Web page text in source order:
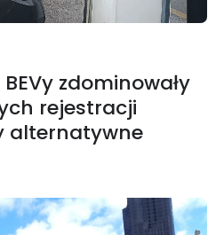
zdominowały
rejestracji
alternatywne